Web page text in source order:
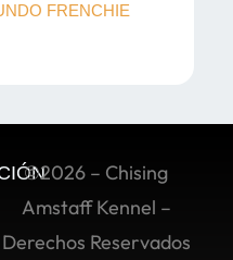
FRENCHIE
©2026 – Chising
Amstaff Kennel –
Derechos Reservados